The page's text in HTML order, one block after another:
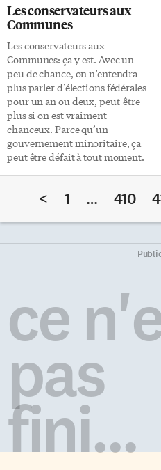
La fermeture des usines en
Ontario d’ici trois ans signifie-
t-elle automatiquement la mort
de certains véhicules? Est-ce la
fin d’une ère, celle des belles
grosses américaines, marques
de fabrication […]
Les conservateurs aux
Communes
Les conservateurs aux
Communes: ça y est. Avec un
peu de chance, on n’entendra
plus parler d’élections fédérales
pour un an ou deux, peut-être
plus si on est vraiment
chanceux. Parce qu’un
gouvernement minoritaire, ça
peut être défait à tout moment.
du passé. Elle a permis au Parti
grand nombre de sièges à la
Chambre des Communes et de
aux 155 requis pour avoir la
majorité absolue en chambre,
on parle d’un gouvernement
[…]
< 1 … 410
ce
pas
fini...